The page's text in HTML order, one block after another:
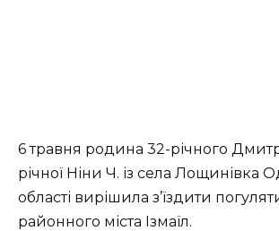
6 травня родина 32-річного
річної Ніни Ч. із села Лощинівка
області вирішила з’їздити
районного міста Ізмаїл.